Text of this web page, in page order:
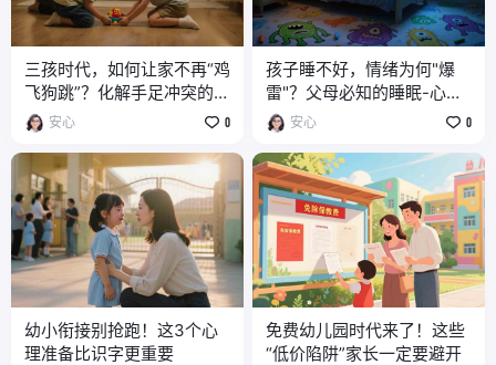
三孩时代，如何让家不再“鸡
飞狗跳”？化解手足冲突的暖
心指南
安心 0
孩子睡不好，情绪为何"爆
雷"？父母必知的睡眠-心理
守护指南
安心 0
幼小衔接别抢跑！这3个心
理准备比识字更重要
免费幼儿园时代来了！这些
“低价陷阱”家长一定要避开